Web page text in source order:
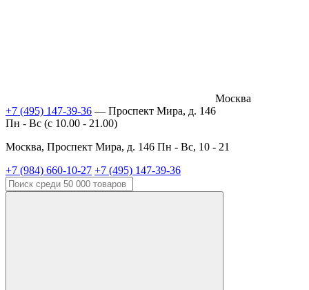
Москва
+7 (495) 147-39-36 — Проспект Мира, д. 146
Пн - Вс (c 10.00 - 21.00)
Москва, Проспект Мира, д. 146 Пн - Вс, 10 - 21
+7 (984) 660-10-27 +7 (495) 147-39-36